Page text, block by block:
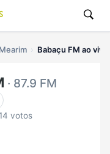
Babaçu FM ao vivo
· 87.9 FM
14 votos